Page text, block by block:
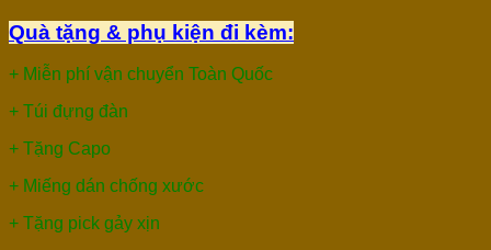
Quà tặng & phụ kiện đi kèm:
+ Miễn phí vận chuyển Toàn Quốc
+ Túi đựng đàn
+ Tặng Capo
+ Miếng dán chống xước
+ Tặng pick gảy xịn